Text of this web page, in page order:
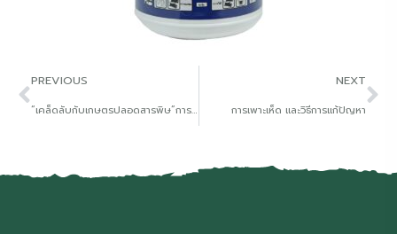
PREVIOUS
“เคล็ดลับกับเกษตรปลอดสารพิษ”การทําจุลินทรีย์หน่อกล้วย
NEXT
การเพาะเห็ด และวิธีการแก้ปัญหา